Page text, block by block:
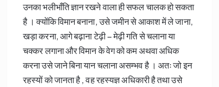
उनका भलीभाँति ज्ञान रखने वाला ही सफल चालक हो सकता
है । क्योंकि विमान बनाना, उसे जमीन से आकाश में ले जाना,
खड़ा करना, आगे बढ़ाना टेढ़ी – मेढ़ी गति से चलाना या
चक्कर लगाना और विमान के वेग को कम अथवा अधिक
करना उसे जाने बिना यान चलाना असम्भव है । अतः जो इन
रहस्यों को जानता है , वह रहस्यज्ञ अधिकारी है तथा उसे